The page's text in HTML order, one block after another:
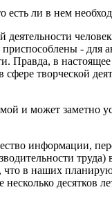
есть ли в нем
- для
Правда, в
творческой
и может заметно
инфор­мации,
труда)
что в наших
десятков